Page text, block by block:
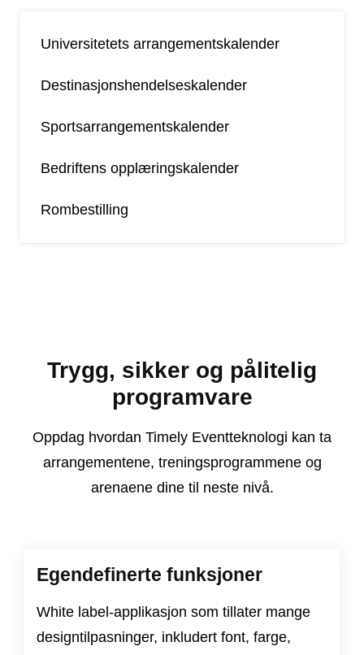
Universitetets arrangementskalender
Destinasjonshendelseskalender
Sportsarrangementskalender
Bedriftens opplæringskalender
Rombestilling
Trygg, sikker og pålitelig
programvare
Oppdag hvordan Timely Eventteknologi kan ta
arrangementene, treningsprogrammene og
arenaene dine til neste nivå.
Egendefinerte funksjoner
White label-applikasjon som tillater mange
designtilpasninger, inkludert font, farge,